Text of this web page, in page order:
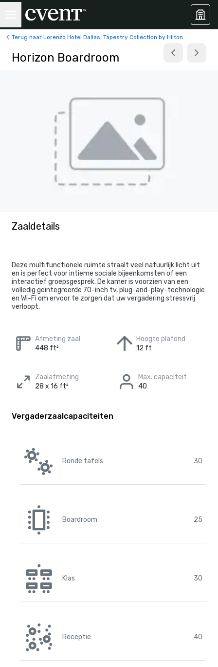
Terug naar Lorenzo Hotel Dallas, Tapestry Collection by Hilton
Horizon Boardroom
Zaaldetails
Deze multifunctionele ruimte straalt veel natuurlijk licht uit
en is perfect voor intieme sociale bijeenkomsten of een
interactief groepsgesprek. De kamer is voorzien van een
volledig geïntegreerde 70-inch tv, plug-and-play-technologie
en Wi-Fi om ervoor te zorgen dat uw vergadering stressvrij
verloopt.
Afmeting zaal
448 ft²
Hoogte plafond
12 ft
Zaalafmeting
28 x 16 ft²
Max. capaciteit
40
Vergaderzaalcapaciteiten
Ronde tafels 30
Boardroom 25
Klas 30
Receptie 40